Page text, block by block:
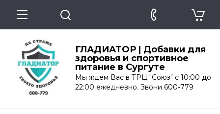
ГЛАДИАТОР | Добавки для
здоровья и спортивное
питание в Сургуте
Мы ждем Вас в ТРЦ "Союз" с 10:00 до
22:00 ежедневно. Звони 600-779